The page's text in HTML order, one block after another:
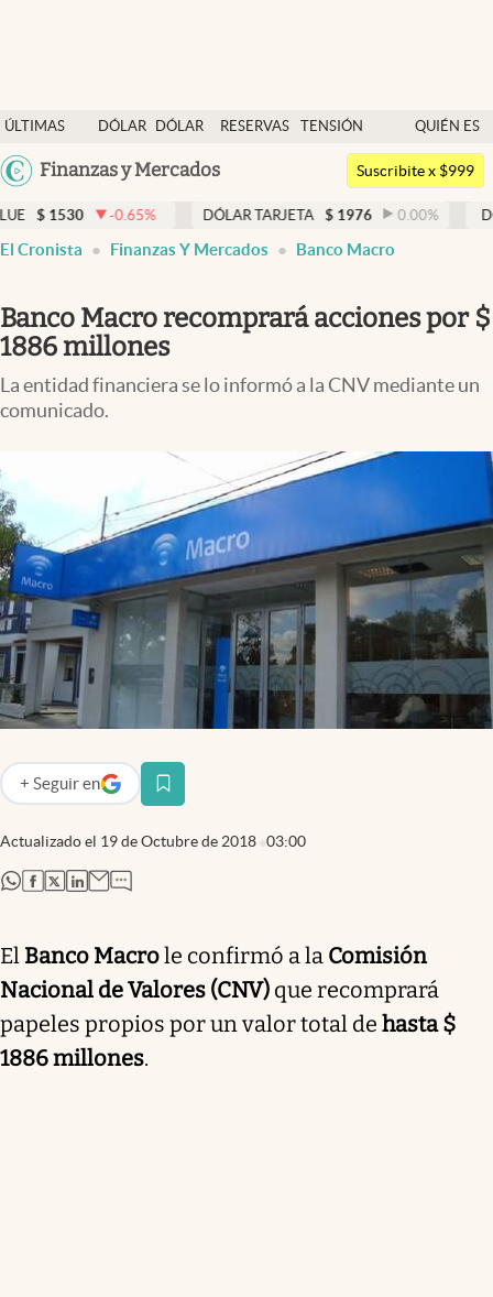
ÚLTIMAS
NOTICIAS
DÓLAR
DÓLAR
RESERVAS
TENSIÓN
GEOPOLÍTICA
QUIÉN ES
QUIÉN
Argentina
Uruguay
Finanzas y Mercados
Dólar
Members
Economía y Política
Finanzas y Mercados
Negocios
Columnistas
Otras secciones
Infotechnology
Clase
Clima
Mundial 2026
Eventos Corporativos
El Cronista Studio
abre en nueva pestaña
Suscribite x $999
% DÓLAR TARJETA $ 1976 0.00% DÓLAR MEP
El Cronista Finanzas Y Mercados Banco Macro
Banco Macro recomprará acciones por $
1886 millones
La entidad financiera se lo informó a la CNV mediante un
comunicado.
Actualizado el 19 de Octubre de 2018 03:00
+ Seguir en
abre en nueva pestaña
abre en nueva pestaña
abre en nueva pestaña
abre en nueva pestaña
abre en nueva pestaña
El Banco Macrole confirmó a la Comisión
Nacional de Valores (CNV) que recomprará
papeles propios por un valor total de hasta $
1886 millones.